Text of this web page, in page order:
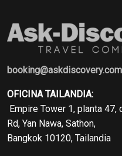
booking@askdiscovery.com
OFICINA TAILANDIA:
Empire Tower 1, planta 47,
Rd, Yan Nawa, Sathon,
Bangkok 10120, Tailandia